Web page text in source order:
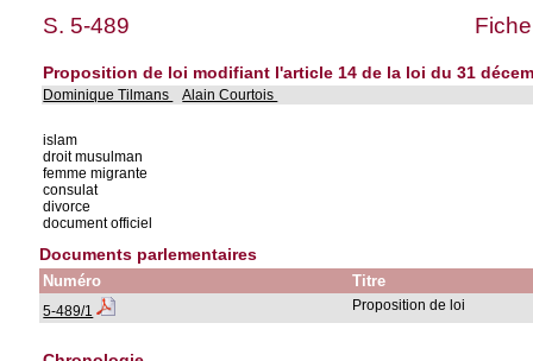
S. 5-489
Proposition de loi modifiant l'article 14 de la loi du 31
Dominique Tilmans Alain Courtois
islam
droit musulman
femme migrante
consulat
divorce
document officiel
Documents parlementaires
Numéro Titre
5-489/1 Proposition de loi